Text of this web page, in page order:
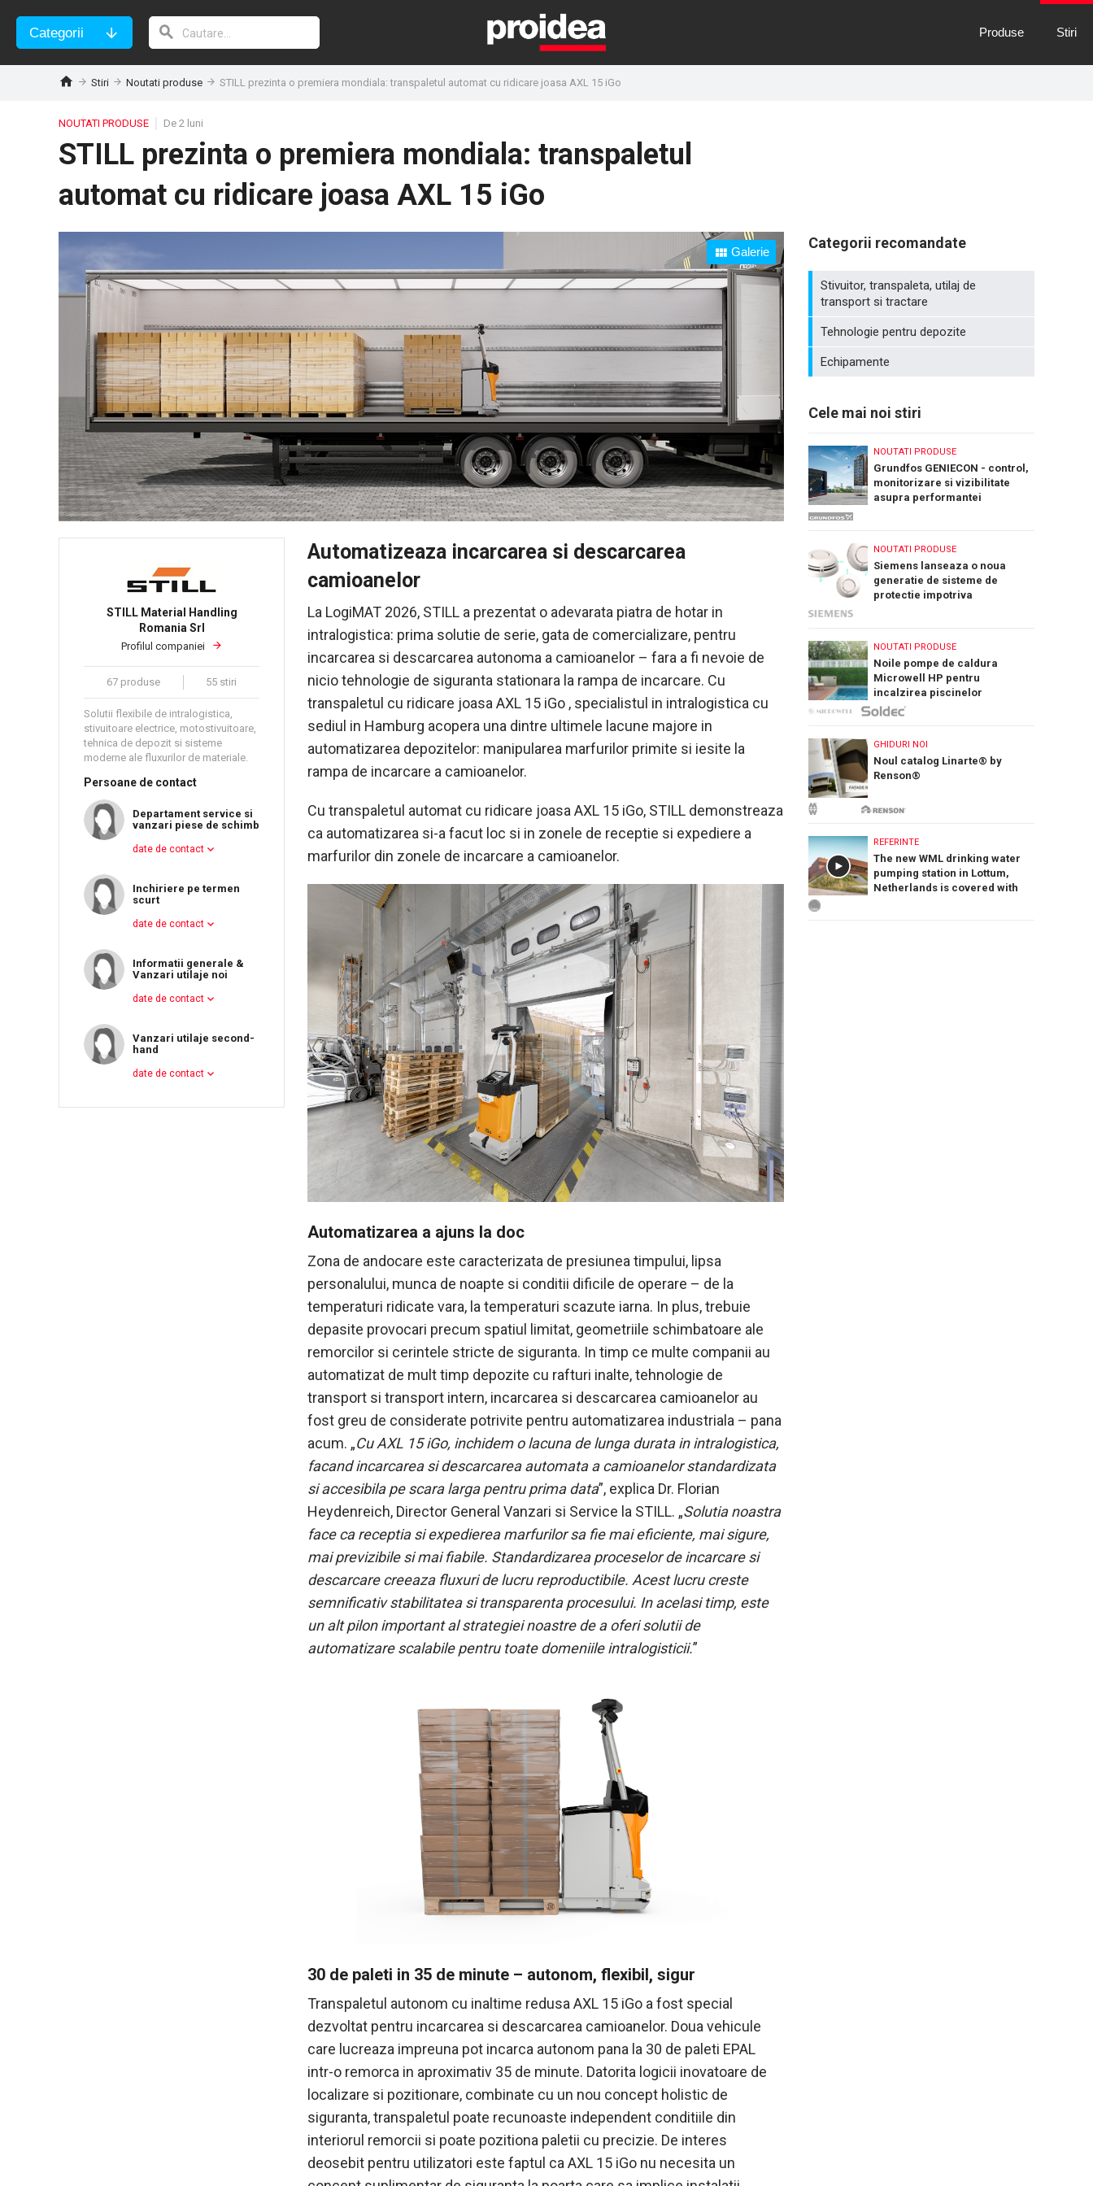
Categorii Produse Stiri
Stiri Noutati produse STILL prezinta o premiera mondiala: transpaletul automat cu ridicare joasa AXL 15 iGo
NOUTATI PRODUSE De 2 luni
STILL prezinta o premiera mondiala: transpaletul
automat cu ridicare joasa AXL 15 iGo
Galerie
STILL Material Handling
Romania Srl
Profilul companiei
67 produse 55 stiri
Solutii flexibile de intralogistica,
stivuitoare electrice, motostivuitoare,
tehnica de depozit si sisteme
moderne ale fluxurilor de materiale.
Persoane de contact
Departament service si
vanzari piese de schimb
date de contact
Inchiriere pe termen
scurt
date de contact
Informatii generale &
Vanzari utilaje noi
date de contact
Vanzari utilaje second-
hand
date de contact
Automatizeaza incarcarea si descarcarea
camioanelor
La LogiMAT 2026, STILL a prezentat o adevarata piatra de hotar in
intralogistica: prima solutie de serie, gata de comercializare, pentru
incarcarea si descarcarea autonoma a camioanelor – fara a fi nevoie de
nicio tehnologie de siguranta stationara la rampa de incarcare. Cu
transpaletul cu ridicare joasa AXL 15 iGo , specialistul in intralogistica cu
sediul in Hamburg acopera una dintre ultimele lacune majore in
automatizarea depozitelor: manipularea marfurilor primite si iesite la
rampa de incarcare a camioanelor.
Cu transpaletul automat cu ridicare joasa AXL 15 iGo, STILL demonstreaza
ca automatizarea si-a facut loc si in zonele de receptie si expediere a
marfurilor din zonele de incarcare a camioanelor.
Automatizarea a ajuns la doc
Zona de andocare este caracterizata de presiunea timpului, lipsa
personalului, munca de noapte si conditii dificile de operare – de la
temperaturi ridicate vara, la temperaturi scazute iarna. In plus, trebuie
depasite provocari precum spatiul limitat, geometriile schimbatoare ale
remorcilor si cerintele stricte de siguranta. In timp ce multe companii au
automatizat de mult timp depozite cu rafturi inalte, tehnologie de
transport si transport intern, incarcarea si descarcarea camioanelor au
fost greu de considerate potrivite pentru automatizarea industriala – pana
acum. „Cu AXL 15 iGo, inchidem o lacuna de lunga durata in intralogistica,
facand incarcarea si descarcarea automata a camioanelor standardizata
si accesibila pe scara larga pentru prima data”, explica Dr. Florian
Heydenreich, Director General Vanzari si Service la STILL. „Solutia noastra
face ca receptia si expedierea marfurilor sa fie mai eficiente, mai sigure,
mai previzibile si mai fiabile. Standardizarea proceselor de incarcare si
descarcare creeaza fluxuri de lucru reproductibile. Acest lucru creste
semnificativ stabilitatea si transparenta procesului. In acelasi timp, este
un alt pilon important al strategiei noastre de a oferi solutii de
automatizare scalabile pentru toate domeniile intralogisticii.”
30 de paleti in 35 de minute – autonom, flexibil, sigur
Transpaletul autonom cu inaltime redusa AXL 15 iGo a fost special
dezvoltat pentru incarcarea si descarcarea camioanelor. Doua vehicule
care lucreaza impreuna pot incarca autonom pana la 30 de paleti EPAL
intr-o remorca in aproximativ 35 de minute. Datorita logicii inovatoare de
localizare si pozitionare, combinate cu un nou concept holistic de
siguranta, transpaletul poate recunoaste independent conditiile din
interiorul remorcii si poate pozitiona paletii cu precizie. De interes
deosebit pentru utilizatori este faptul ca AXL 15 iGo nu necesita un
Categorii recomandate
Stivuitor, transpaleta, utilaj de
transport si tractare
Tehnologie pentru depozite
Echipamente
Cele mai noi stiri
NOUTATI PRODUSE
Grundfos GENIECON - control,
monitorizare si vizibilitate
asupra performantei
NOUTATI PRODUSE
Siemens lanseaza o noua
generatie de sisteme de
protectie impotriva
NOUTATI PRODUSE
Noile pompe de caldura
Microwell HP pentru
incalzirea piscinelor
GHIDURI NOI
Noul catalog Linarte® by
Renson®
REFERINTE
The new WML drinking water
pumping station in Lottum,
Netherlands is covered with